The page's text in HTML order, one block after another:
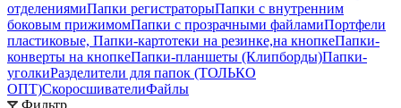
отделениямиПапки регистраторыПапки с внутренним
боковым прижимомПапки с прозрачными файламиПортфели
пластиковые, Папки-картотеки на резинке,на кнопкеПапки-
конверты на кнопкеПапки-планшеты (Клипборды)Папки-
уголкиРазделители для папок (ТОЛЬКО
ОПТ)СкоросшивателиФайлы
Фильтр